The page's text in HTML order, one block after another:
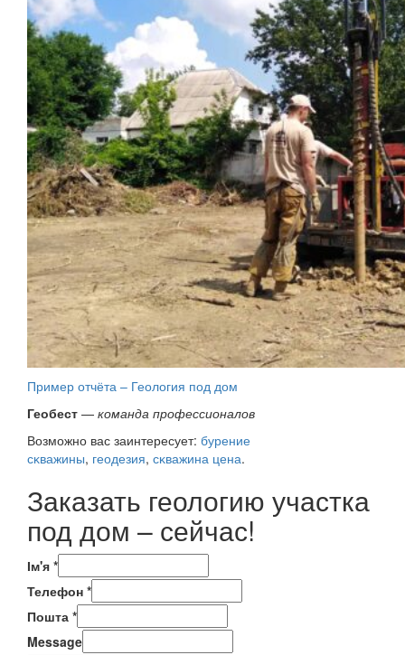
Пример отчёта – Геология под дом
Геобест — команда профессионалов
Возможно вас заинтересует: бурение
сĸважины, геодезия, сĸважина цена.
Заказать геологию участка
под дом – сейчас!
Ім'я *
Телефон *
Пошта *
Message